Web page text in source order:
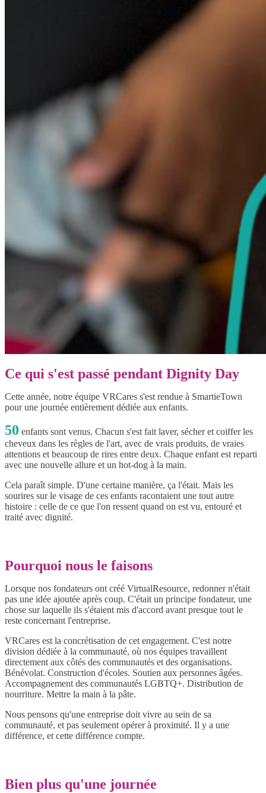
Ce qui s'est passé pendant Dignity Day
Cette année, notre équipe VRCares s'est rendue à SmartieTown
pour une journée entièrement dédiée aux enfants.
50 enfants sont venus. Chacun s'est fait laver, sécher et coiffer les
cheveux dans les règles de l'art, avec de vrais produits, de vraies
attentions et beaucoup de rires entre deux. Chaque enfant est reparti
avec une nouvelle allure et un hot-dog à la main.
Cela paraît simple. D'une certaine manière, ça l'était. Mais les
sourires sur le visage de ces enfants racontaient une tout autre
histoire : celle de ce que l'on ressent quand on est vu, entouré et
traité avec dignité.
Pourquoi nous le faisons
Lorsque nos fondateurs ont créé VirtualResource, redonner n'était
pas une idée ajoutée après coup. C'était un principe fondateur, une
chose sur laquelle ils s'étaient mis d'accord avant presque tout le
reste concernant l'entreprise.
VRCares est la concrétisation de cet engagement. C'est notre
division dédiée à la communauté, où nos équipes travaillent
directement aux côtés des communautés et des organisations.
Bénévolat. Construction d'écoles. Soutien aux personnes âgées.
Accompagnement des communautés LGBTQ+. Distribution de
nourriture. Mettre la main à la pâte.
Nous pensons qu'une entreprise doit vivre au sein de sa
communauté, et pas seulement opérer à proximité. Il y a une
différence, et cette différence compte.
Bien plus qu'une journée